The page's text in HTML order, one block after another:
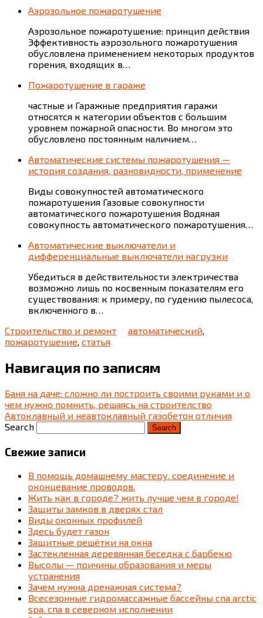
Аэрозольное пожаротушение
Аэрозольное пожаротушение: принцип действия
Эффективность аэрозольного пожаротушения
обусловлена применением некоторых продуктов
горения, входящих в…
Пожаротушение в гараже
частные и Гаражные предприятия гаражи
относятся к категории объектов с большим
уровнем пожарной опасности. Во многом это
обусловлено постоянным наличием…
Автоматические системы пожаротушения —
история создания, разновидности, применение
Виды совокупностей автоматического
пожаротушения Газовые совокупности
автоматического пожаротушения Водяная
совокупность автоматического пожаротушения…
Автоматические выключатели и
дифференциальные выключатели нагрузки
Убедиться в действительности электричества
возможно лишь по косвенным показателям его
существования: к примеру, по гудению пылесоса,
включенного в…
Строительство и ремонт
автоматический,
пожаротушение, статья
Навигация по записям
Баня на даче: сложно ли построить своими руками и о
чем нужно помнить, решаясь на строителство
Автоклавный и неавтоклавный газобетон отличия
Search
Свежие записи
В помощь домашнему мастеру. соединение и
оконцевание проводов.
Жить как в городе? жить лучше чем в городе!
Защиты замков в дверях стал
Виды оконных профилей
Здесь будет газон
Защитные решётки на окна
Застекленная деревянная беседка c барбекю
Высолы — причины образования и меры
устранения
Зачем нужна дренажная система?
Всесезонные гидромассажные бассейны спа arctic
spa. спа в северном исполнении